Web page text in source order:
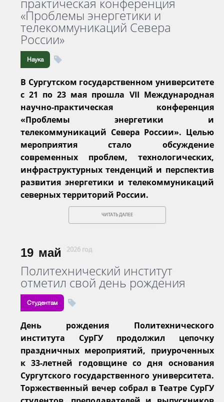
«Проблемы энергетики и
телекоммуникаций Севера
России»
Наука
В Сургутском государственном университете
с 21 по 23 мая прошла VII Международная
научно-практическая конференция
«Проблемы энергетики и
телекоммуникаций Севера России». Целью
мероприятия стало обсуждение
современных проблем, технологических,
инфраструктурных тенденций и перспектив
развития энергетики и телекоммуникаций
северных территорий России.
ЧИТАТЬ ДАЛЕЕ
19 май 2026 год
Политехнический институт
отметил свой день рождения
Студентам
День рождения Политехнического
института СурГУ продолжил цепочку
праздничных мероприятий, приуроченных
к 33-летней годовщине со дня основания
Сургутского государственного университета.
Торжественный вечер собрал в Театре СурГУ